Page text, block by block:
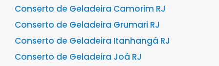
Conserto de Geladeira Camorim RJ
Conserto de Geladeira Grumari RJ
Conserto de Geladeira Itanhangá RJ
Conserto de Geladeira Joá RJ